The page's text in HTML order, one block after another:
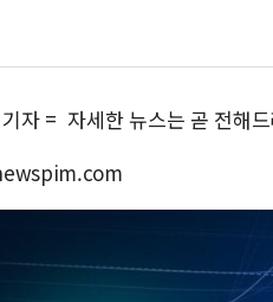
자 = 자세한 뉴스는 곧 전해